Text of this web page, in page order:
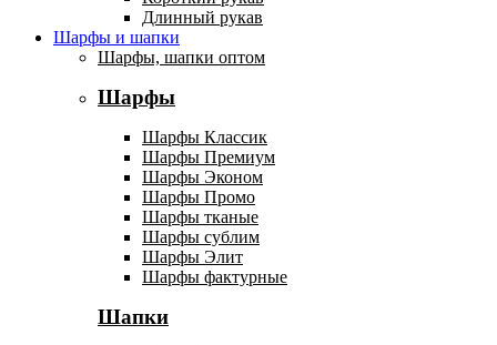
Длинный рукав
Шарфы и шапки
Шарфы, шапки оптом
Шарфы
Шарфы Классик
Шарфы Премиум
Шарфы Эконом
Шарфы Промо
Шарфы тканые
Шарфы сублим
Шарфы Элит
Шарфы фактурные
Шапки